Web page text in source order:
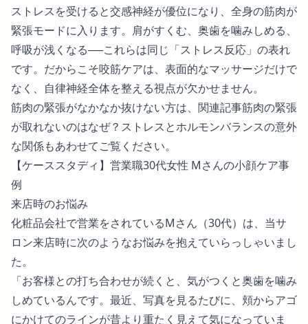
ストレスを受けると交感神経が優位になり、全身の筋肉が
緊張モードに入ります。肩がすくむ、奥歯を噛みしめる、
呼吸が浅くなる──これらは同じ「ストレス反応」の表れ
です。だからこそ咬筋ケアは、表面的なマッサージだけで
なく、自律神経全体を整える視点が欠かせません。
筋肉の緊張がなかなか抜けない方は、関連記事筋肉の緊張
が取れないのはなぜ？ストレスとホルモンバランスの意外
な関係もあわせてご覧ください。
【ケーススタディ】営業職30代女性 Mさんの小顔ケア事
例
来店時のお悩み
化粧品会社で営業をされているMさん（30代）は、当サ
ロン来店時に次のようなお悩みを抱えていらっしゃいまし
た。
「お客様との打ち合わせが続くと、気がつくと奥歯を噛み
しめているんです。最近、写真を見るたびに、頬からアゴ
にかけてのラインが昔より重たく見えて気になっていま